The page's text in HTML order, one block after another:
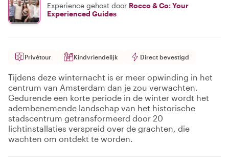
Experience gehost door Rocco & Co: Your
Experienced Guides
Privétour Kindvriendelijk Direct bevestigd
Tijdens deze winternacht is er meer opwinding in het
centrum van Amsterdam dan je zou verwachten.
Gedurende een korte periode in de winter wordt het
adembenemende landschap van het historische
stadscentrum getransformeerd door 20
lichtinstallaties verspreid over de grachten, die
wachten om ontdekt te worden.